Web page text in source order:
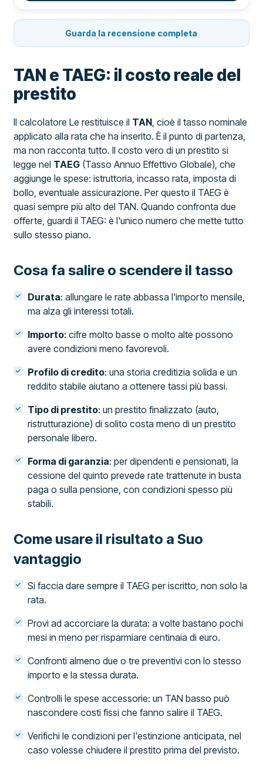
Guarda la recensione completa
TAN e TAEG: il costo reale del
prestito
Il calcolatore Le restituisce il TAN, cioè il tasso nominale
applicato alla rata che ha inserito. È il punto di partenza,
ma non racconta tutto. Il costo vero di un prestito si
legge nel TAEG (Tasso Annuo Effettivo Globale), che
aggiunge le spese: istruttoria, incasso rata, imposta di
bollo, eventuale assicurazione. Per questo il TAEG è
quasi sempre più alto del TAN. Quando confronta due
offerte, guardi il TAEG: è l'unico numero che mette tutto
sullo stesso piano.
Cosa fa salire o scendere il tasso
Durata: allungare le rate abbassa l'importo mensile,
ma alza gli interessi totali.
Importo: cifre molto basse o molto alte possono
avere condizioni meno favorevoli.
Profilo di credito: una storia creditizia solida e un
reddito stabile aiutano a ottenere tassi più bassi.
Tipo di prestito: un prestito finalizzato (auto,
ristrutturazione) di solito costa meno di un prestito
personale libero.
Forma di garanzia: per dipendenti e pensionati, la
cessione del quinto prevede rate trattenute in busta
paga o sulla pensione, con condizioni spesso più
stabili.
Come usare il risultato a Suo
vantaggio
Si faccia dare sempre il TAEG per iscritto, non solo la
rata.
Provi ad accorciare la durata: a volte bastano pochi
mesi in meno per risparmiare centinaia di euro.
Confronti almeno due o tre preventivi con lo stesso
importo e la stessa durata.
Controlli le spese accessorie: un TAN basso può
nascondere costi fissi che fanno salire il TAEG.
Verifichi le condizioni per l'estinzione anticipata, nel
caso volesse chiudere il prestito prima del previsto.